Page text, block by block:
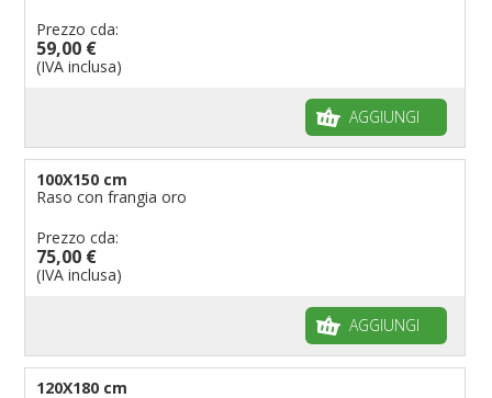
Prezzo cda:
59,00 €
(IVA inclusa)
AGGIUNGI
100X150 cm
Raso con frangia oro
Prezzo cda:
75,00 €
(IVA inclusa)
AGGIUNGI
120X180 cm